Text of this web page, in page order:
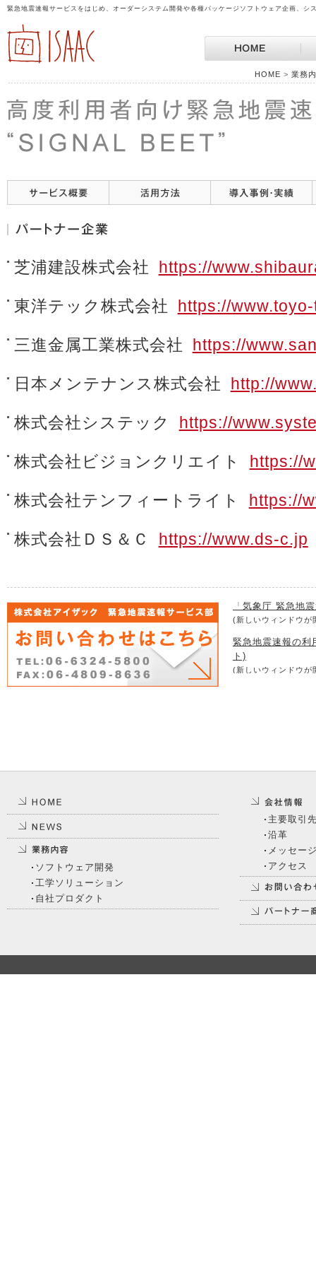
緊急地震速報サービスをはじめ、オーダーシステム開発や各種パッケージソフトウェア企画、
HOME > 業務
芝浦建設株式会社 https://
東洋テック株式会社 https://
三進金属工業株式会社 https://
日本メンテナンス株式会社 http://
株式会社システック https://
株式会社ビジョンクリエイト https://
株式会社テンフィートライト https://
株式会社ＤＳ＆Ｃ https://www.ds-c.jp
「気象庁 緊急地
(新しいウィンドウが
緊急地震速報の利
ト)
(新しいウィンドウが
ソフトウェア開発
工学ソリューション
自社プロダクト
主要取引
沿革
メッセー
アクセス